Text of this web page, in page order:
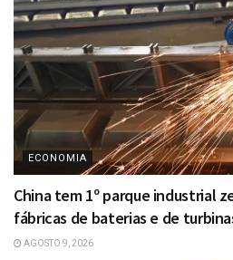
ECONOMIA
China tem 1º parque industrial
fábricas de baterias e de
AGOSTO 9, 2026